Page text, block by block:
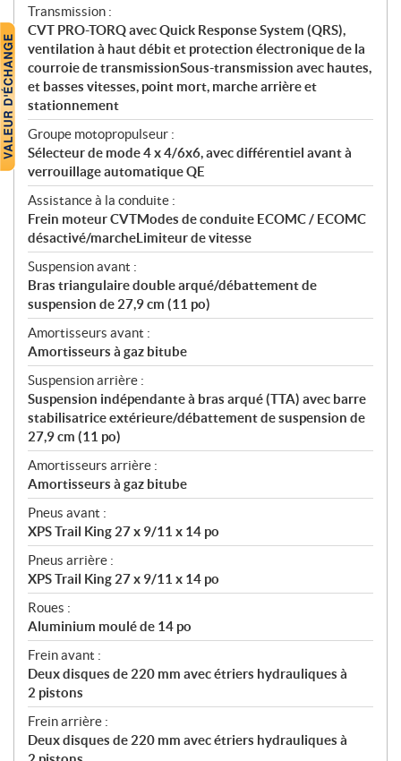
s
Transmission :
CVT PRO-TORQ avec Quick Response System (QRS),
ventilation à haut débit et protection électronique de la
courroie de transmissionSous-transmission avec hautes,
et basses vitesses, point mort, marche arrière et
stationnement
Groupe motopropulseur :
Sélecteur de mode 4 x 4/6x6, avec différentiel avant à
verrouillage automatique QE
Assistance à la conduite :
Frein moteur CVTModes de conduite ECOMC / ECOMC
désactivé/marcheLimiteur de vitesse
Suspension avant :
Bras triangulaire double arqué/débattement de
suspension de 27,9 cm (11 po)
Amortisseurs avant :
Amortisseurs à gaz bitube
Suspension arrière :
Suspension indépendante à bras arqué (TTA) avec barre
stabilisatrice extérieure/débattement de suspension de
27,9 cm (11 po)
Amortisseurs arrière :
Amortisseurs à gaz bitube
Pneus avant :
XPS Trail King 27 x 9/11 x 14 po
Pneus arrière :
XPS Trail King 27 x 9/11 x 14 po
Roues :
Aluminium moulé de 14 po
Frein avant :
Deux disques de 220 mm avec étriers hydrauliques à
2 pistons
Frein arrière :
Deux disques de 220 mm avec étriers hydrauliques à